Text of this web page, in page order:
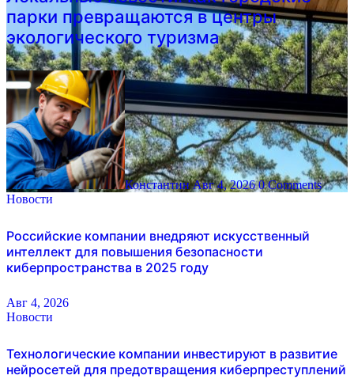
парки превращаются в центры
экологического туризма
КонстантинАвг 4, 2026 0 Comments
Новости
Российские компании внедряют искусственный
интеллект для повышения безопасности
киберпространства в 2025 году
Авг 4, 2026
Новости
Технологические компании инвестируют в развитие
нейросетей для предотвращения киберпреступлений